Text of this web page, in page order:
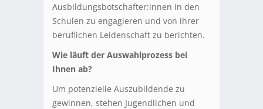
Ausbildungsbotschafter:innen in den
Schulen zu engagieren und von ihrer
beruflichen Leidenschaft zu berichten.
Wie läuft der Auswahlprozess bei
Ihnen ab?
Um potenzielle Auszubildende zu
gewinnen, stehen Jugendlichen und